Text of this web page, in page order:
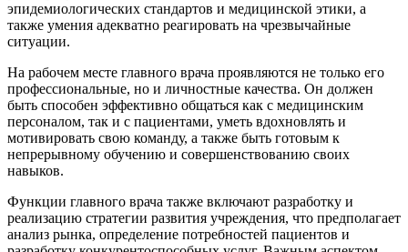
эпидемиологических стандартов и медицинской этики, а
также умения адекватно реагировать на чрезвычайные
ситуации.
На рабочем месте главного врача проявляются не только его
профессиональные, но и личностные качества. Он должен
быть способен эффективно общаться как с медицинским
персоналом, так и с пациентами, уметь вдохновлять и
мотивировать свою команду, а также быть готовым к
непрерывному обучению и совершенствованию своих
навыков.
Функции главного врача также включают разработку и
реализацию стратегии развития учреждения, что предполагает
анализ рынка, определение потребностей пациентов и